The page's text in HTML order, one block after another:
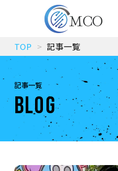
TOP 記事一覧
記事一覧
BLOG